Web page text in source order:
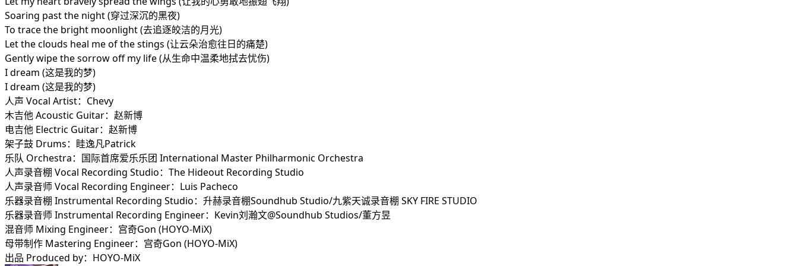
Soaring past the night (穿过深沉的黑夜)
To trace the bright moonlight (去追逐皎洁的月光)
Let the clouds heal me of the stings (让云朵治愈往日的痛楚)
Gently wipe the sorrow off my life (从生命中温柔地拭去忧伤)
I dream (这是我的梦)
I dream (这是我的梦)
人声 Vocal Artist：Chevy
木吉他 Acoustic Guitar：赵新博
电吉他 Electric Guitar：赵新博
架子鼓 Drums：眭逸凡Patrick
乐队 Orchestra：国际首席爱乐乐团 International Master Philharmonic Orchestra
人声录音棚 Vocal Recording Studio：The Hideout Recording Studio
人声录音师 Vocal Recording Engineer：Luis Pacheco
乐器录音棚 Instrumental Recording Studio：升赫录音棚Soundhub Studio/九紫天诚录音棚 SKY FIRE STUDIO
乐器录音师 Instrumental Recording Engineer：Kevin刘瀚文@Soundhub Studios/董方昱
混音师 Mixing Engineer：宫奇Gon (HOYO-MiX)
母带制作 Mastering Engineer：宫奇Gon (HOYO-MiX)
出品 Produced by：HOYO-MiX